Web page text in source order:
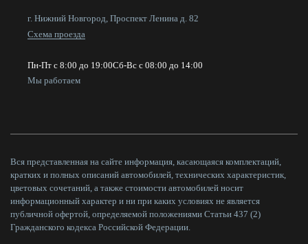
г. Нижний Новгород, Проспект Ленина д. 82
Схема проезда
Пн-Пт с 8:00 до 19:00Сб-Вс с 08:00 до 14:00
Мы работаем
Вся представленная на сайте информация, касающаяся комплектаций,
кратких и полных описаний автомобилей, технических характеристик,
цветовых сочетаний, а также стоимости автомобилей носит
информационный характер и ни при каких условиях не является
публичной офертой, определяемой положениями Статьи 437 (2)
Гражданского кодекса Российской Федерации.